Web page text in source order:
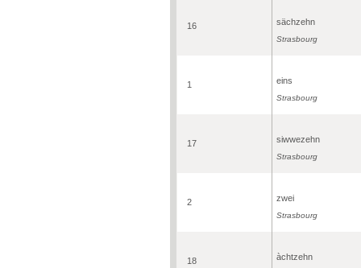
16 sächzehn
Strasbourg
1 eins
Strasbourg
17 siwwezehn
Strasbourg
2 zwei
Strasbourg
18 àchtzehn